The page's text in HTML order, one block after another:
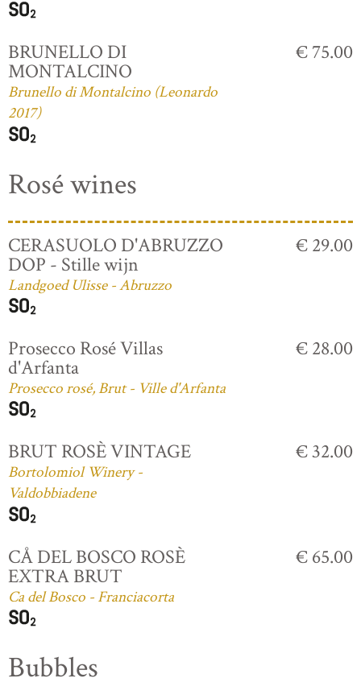
BRUNELLO DI
MONTALCINO
Brunello di Montalcino (Leonardo
2017)
€ 75.00
Rosé wines
CERASUOLO D'ABRUZZO
DOP - Stille wijn
Landgoed Ulisse - Abruzzo
€ 29.00
Prosecco Rosé Villas
d'Arfanta
Prosecco rosé, Brut - Ville d'Arfanta
€ 28.00
BRUT ROSÈ VINTAGE
Bortolomiol Winery -
Valdobbiadene
€ 32.00
CÅ DEL BOSCO ROSÈ
EXTRA BRUT
Ca del Bosco - Franciacorta
€ 65.00
Bubbles